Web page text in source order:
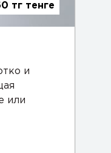
тг тенге
и
или